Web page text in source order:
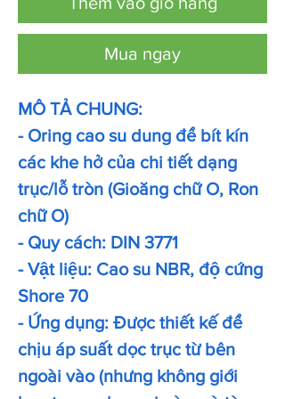
Mua ngay
MÔ TẢ CHUNG:
- Oring cao su dung để bít kín
các khe hở của chi tiết dạng
trục/lỗ tròn (Gioăng chữ O, Ron
chữ O)
- Quy cách: DIN 3771
- Vật liệu: Cao su NBR, độ cứng
Shore 70
- Ứng dụng: Được thiết kế để
chịu áp suất dọc trục từ bên
ngoài vào (nhưng không giới